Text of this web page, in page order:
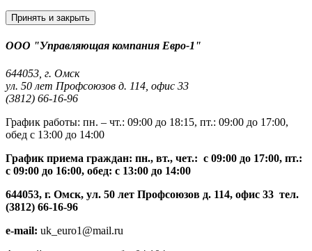
Принять и закрыть
ООО "Управляющая компания Евро-1"
644053, г. Омск
ул. 50 лет Профсоюзов д. 114, офис 33
(3812) 66-16-96
График работы: пн. – чт.: 09:00 до 18:15, пт.: 09:00 до 17:00,
обед с 13:00 до 14:00
График приема граждан: пн., вт., чет.: с 09:00 до 17:00, пт.:
с 09:00 до 16:00, обед: с 13:00 до 14:00
644053, г. Омск, ул. 50 лет Профсоюзов д. 114, офис 33 тел.
(3812) 66-16-96
e-mail: uk_euro1@mail.ru